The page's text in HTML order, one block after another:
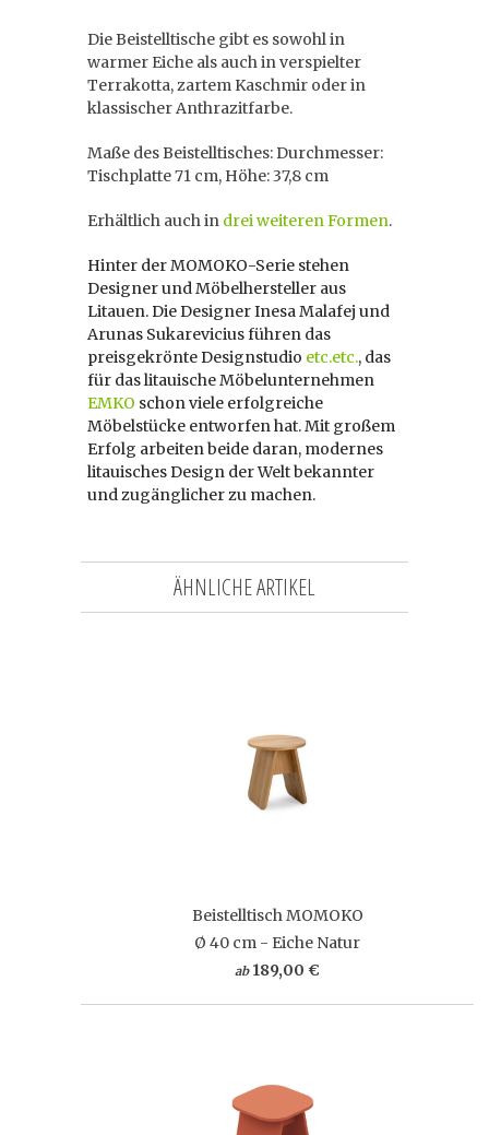
Die Beistelltische gibt es sowohl in
warmer Eiche als auch in verspielter
Terrakotta, zartem Kaschmir oder in
klassischer Anthrazitfarbe.
Maße des Beistelltisches: Durchmesser:
Tischplatte 71 cm, Höhe: 37,8 cm
Erhältlich auch in drei weiteren Formen.
Hinter der MOMOKO-Serie stehen
Designer und Möbelhersteller aus
Litauen. Die Designer Inesa Malafej und
Arunas Sukarevicius führen das
preisgekrönte Designstudio etc.etc., das
für das litauische Möbelunternehmen
EMKO schon viele erfolgreiche
Möbelstücke entworfen hat. Mit großem
Erfolg arbeiten beide daran, modernes
litauisches Design der Welt bekannter
und zugänglicher zu machen.
ÄHNLICHE ARTIKEL
Beistelltisch MOMOKO
Ø 40 cm - Eiche Natur
ab 189,00 €